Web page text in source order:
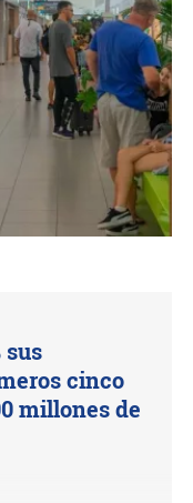
sus
cinco
millones de